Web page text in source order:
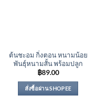
ต้นชะอม กิ่งตอน หนามน้อย
พันธุ์หนามสั้น พร้อมปลูก
฿89.00
สั่งซื้อผ่าน SHOPEE